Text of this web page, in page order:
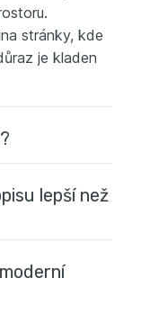
stránky, kde
je kladen
lepší než